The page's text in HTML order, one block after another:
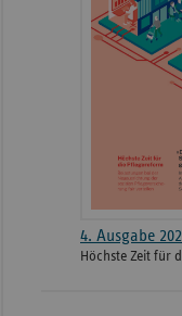
4. Ausgabe
Höchste Zeit für